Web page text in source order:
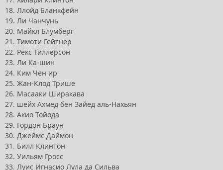
18. Ллойд Бланкфейн
19. Ли Чанчунь
20. Майкл Блумберг
21. Тимоти Гейтнер
22. Рекс Тиллерсон
23. Ли Ка-шин
24. Ким Чен ир
25. Жан-Клод Трише
26. Масааки Ширакава
27. шейх Ахмед бен Зайед аль-Нахьян
28. Акио Тойода
29. Гордон Браун
30. Джеймс Даймон
31. Билл Клинтон
32. Уильям Гросс
33. Луис Игнасио Лула да Сильва